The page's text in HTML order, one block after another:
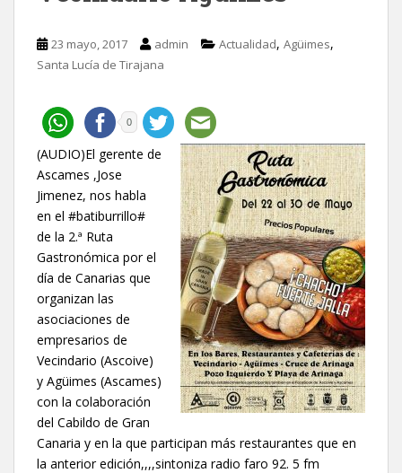
23 mayo, 2017 admin Actualidad, Agüimes,
Santa Lucía de Tirajana
0
(AUDIO)El gerente de
Ascames ,Jose
Jimenez, nos habla
en el #batiburrillo#
de la 2.ª Ruta
Gastronómica por el
día de Canarias que
organizan las
asociaciones de
empresarios de
Vecindario (Ascoive)
y Agüimes (Ascames)
con la colaboración
del Cabildo de Gran
Canaria y en la que participan más restaurantes que en
la anterior edición,,,,sintoniza radio faro 92. 5 fm